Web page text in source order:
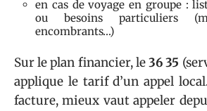
en cas de voyage en groupe :
ou besoins particuliers
encombrants…)
Sur le plan financier, le36 35
applique le tarif d’un appel
facture, mieux vaut appeler